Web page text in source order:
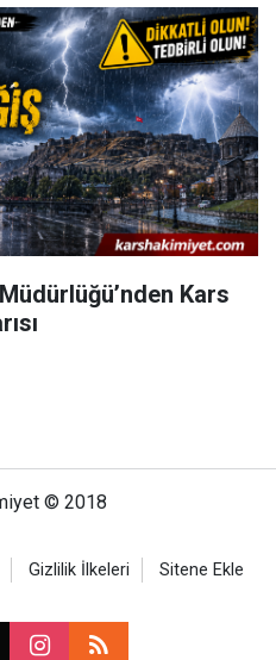
Kars
© 2018
Gizlilik İlkeleri Sitene Ekle